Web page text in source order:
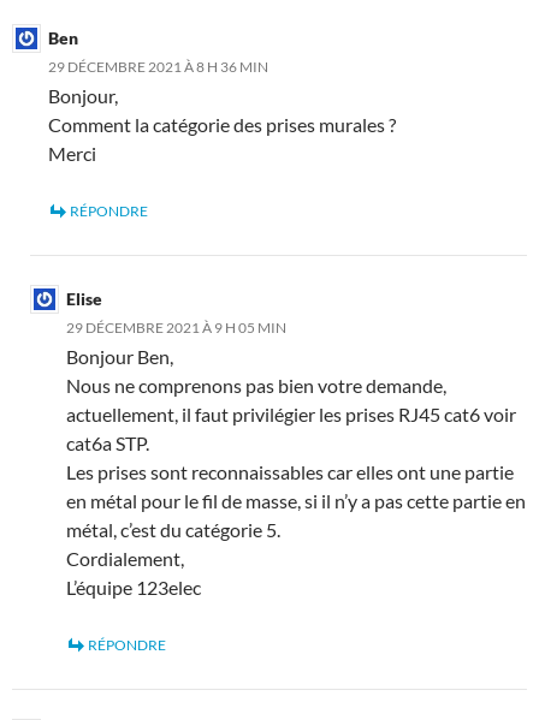
Ben
29 DÉCEMBRE 2021 À 8 H 36 MIN
Bonjour,
Comment la catégorie des prises murales ?
Merci
RÉPONDRE
Elise
29 DÉCEMBRE 2021 À 9 H 05 MIN
Bonjour Ben,
Nous ne comprenons pas bien votre demande,
actuellement, il faut privilégier les prises RJ45 cat6 voir
cat6a STP.
Les prises sont reconnaissables car elles ont une partie
en métal pour le fil de masse, si il n’y a pas cette partie en
métal, c’est du catégorie 5.
Cordialement,
L’équipe 123elec
RÉPONDRE